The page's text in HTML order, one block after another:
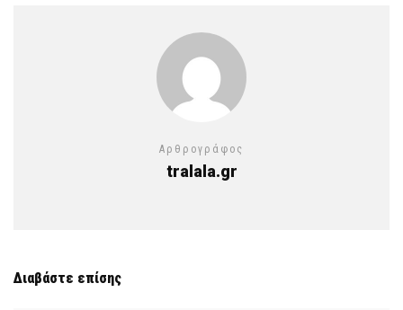
Αρθρογράφος
tralala.gr
Διαβάστε επίσης